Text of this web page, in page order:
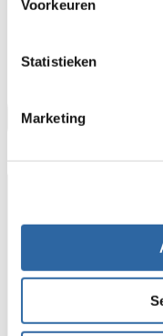
Voorkeuren
Statistieken
Marketing